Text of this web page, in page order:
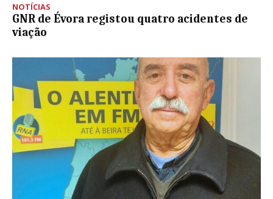
NOTÍCIAS
GNR de Évora registou quatro acidentes de
viação